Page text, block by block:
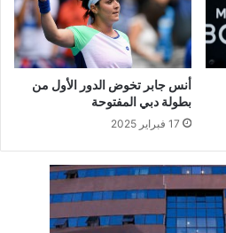
أنس جابر تخوض الدور الأول من
بطولة دبي المفتوحة
17 فبراير 2025